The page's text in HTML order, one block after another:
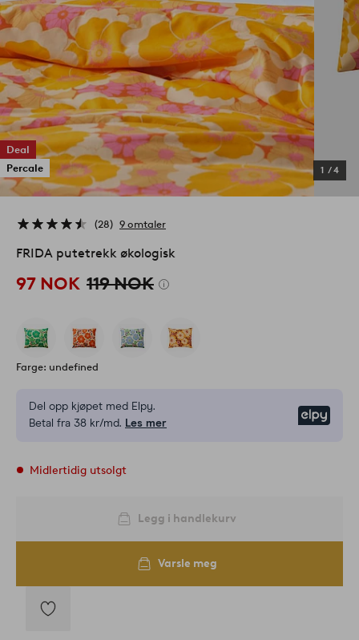
Deal
Percale
1 /4
28 9 omtaler
FRIDA putetrekk økologisk
97 NOK 119 NOK
Farge: undefined
Del opp kjøpet med Elpy.
Betal fra 38 kr/md. Les mer
Midlertidig utsolgt
Legg i handlekurv
Varsle meg